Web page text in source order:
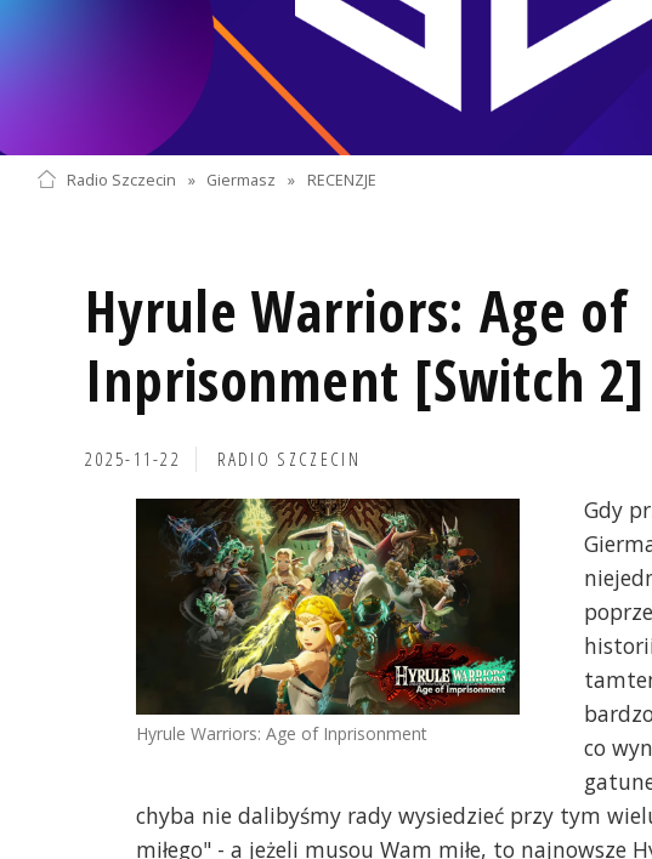
Radio Szczecin » Giermasz » RECENZJE
Hyrule Warriors: Age of
Inprisonment [Switch 2]
2025-11-22 RADIO SZCZECIN
Hyrule Warriors: Age of Inprisonment
Gdy
co
chyba nie dalibyśmy rady wysiedzieć przy tym
miłego" - a jeżeli musou Wam miłe, to najnowsze